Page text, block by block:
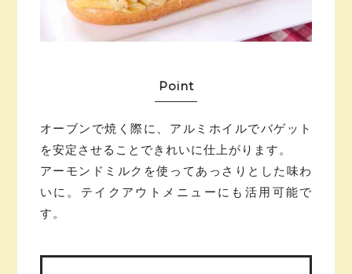
Point
オーブンで焼く際に、アルミホイルでバゲット
を安定させることできれいに仕上がります。
アーモンドミルクを使ってあっさりとした味わ
いに。テイクアウトメニューにも活用可能で
す。